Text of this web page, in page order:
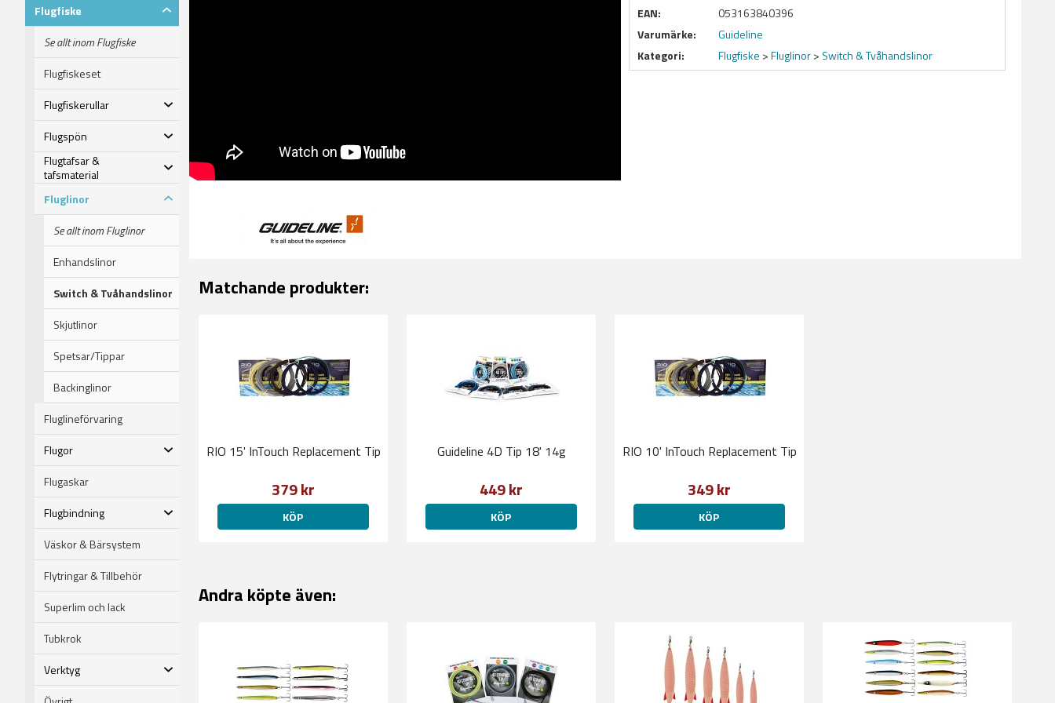
Flugfiske
Se allt inom Flugfiske
Flugfiskeset
Flugfiskerullar
Flugspön
Flugtafsar &
tafsmaterial
Fluglinor
Se allt inom Fluglinor
Enhandslinor
Switch & Tvåhandslinor
Skjutlinor
Spetsar/Tippar
Backinglinor
Fluglineförvaring
Flugor
Flugaskar
Flugbindning
Väskor & Bärsystem
Flytringar & Tillbehör
Superlim och lack
Tubkrok
Verktyg
EAN:
053163840396
Varumärke:
Guideline
Kategori:
Flugfiske >Fluglinor> Switch & Tvåhandslinor
Matchande produkter:
RIO 15' InTouch Replacement Tip
379 kr
KÖP
Guideline 4D Tip 18' 14g
449 kr
KÖP
RIO 10' InTouch Replacement Tip
349 kr
KÖP
Andra köpte även: